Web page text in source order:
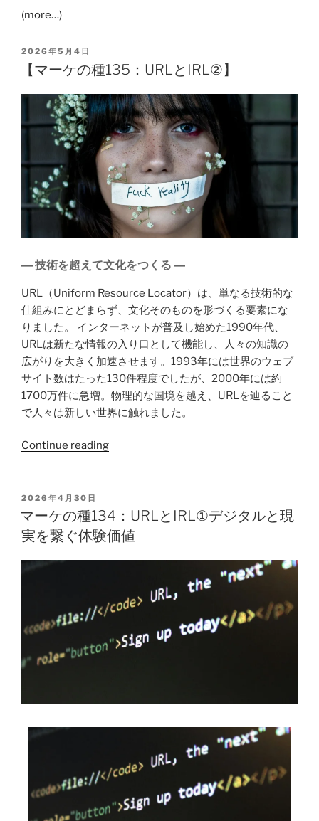
(more…)
2026年5月4日
【マーケの種135：URLとIRL②】
― 技術を超えて文化をつくる ―
URL（Uniform Resource Locator）は、単なる技術的な
仕組みにとどまらず、文化そのものを形づくる要素にな
りました。 インターネットが普及し始めた1990年代、
URLは新たな情報の入り口として機能し、人々の知識の
広がりを大きく加速させます。1993年には世界のウェブ
サイト数はたった130件程度でしたが、2000年には約
1700万件に急増。物理的な国境を越え、URLを辿ること
で人々は新しい世界に触れました。
Continue reading
2026年4月30日
マーケの種134：URLとIRL①デジタルと現
実を繋ぐ体験価値